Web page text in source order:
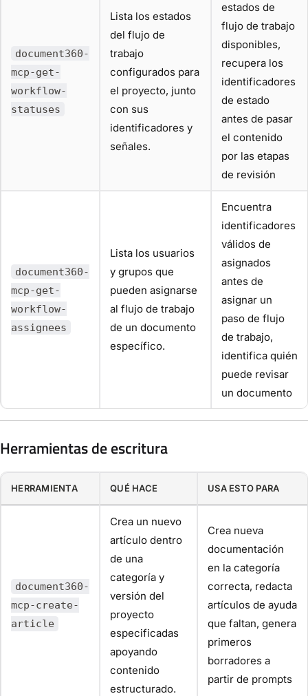
document360-
mcp-get-
workflow-
statuses
Lista los estados
del flujo de
trabajo
configurados para
el proyecto, junto
con sus
identificadores y
señales.
estados de
flujo de trabajo
disponibles,
recupera los
identificadores
de estado
antes de pasar
el contenido
por las etapas
de revisión
document360-
mcp-get-
workflow-
assignees
Lista los usuarios
y grupos que
pueden asignarse
al flujo de trabajo
de un documento
específico.
Encuentra
identificadores
válidos de
asignados
antes de
asignar un
paso de flujo
de trabajo,
identifica quién
puede revisar
un documento
Herramientas de escritura
HERRAMIENTA QUÉ HACE USA ESTO PARA
document360-
mcp-create-
article
Crea un nuevo
artículo dentro
de una
categoría y
versión del
proyecto
especificadas
apoyando
contenido
estructurado.
Crea nueva
documentación
en la categoría
correcta, redacta
artículos de ayuda
que faltan, genera
primeros
borradores a
partir de prompts